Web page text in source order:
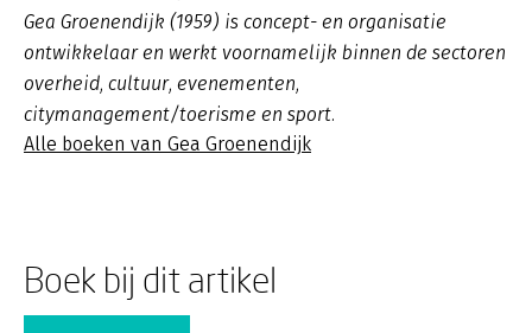
Gea Groenendijk (1959) is concept- en organisatie
ontwikkelaar en werkt voornamelijk binnen de sectoren
overheid, cultuur, evenementen,
citymanagement/toerisme en sport.
Alle boeken van Gea Groenendijk
Boek bij dit artikel